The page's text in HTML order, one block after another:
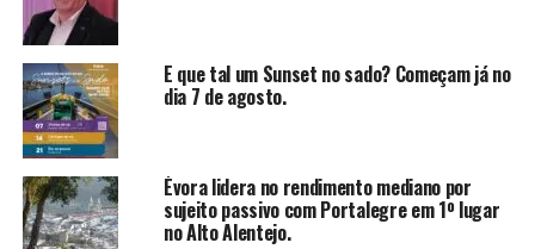
E que tal um Sunset no sado? Começam já no
dia 7 de agosto.
Évora lidera no rendimento mediano por
sujeito passivo com Portalegre em 1º lugar
no Alto Alentejo.